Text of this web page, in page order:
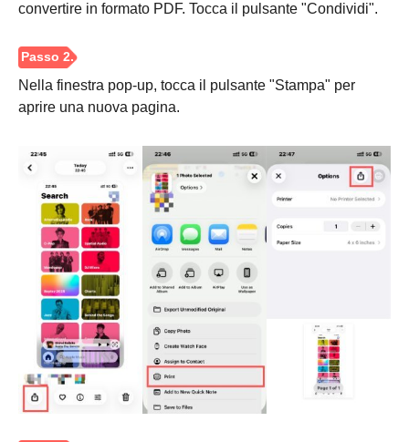
convertire in formato PDF. Tocca il pulsante "Condividi".
Nella finestra pop-up, tocca il pulsante "Stampa" per
aprire una nuova pagina.